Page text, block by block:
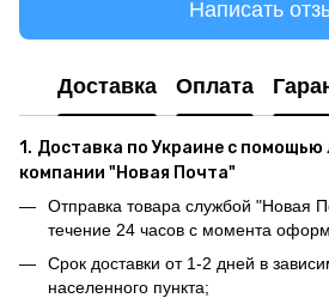
Написать
Доставка Оплата
1. Доставка по Украине с помощью
компании "Новая Почта"
Отправка товара службой "Новая
течение 24 часов с момента
Срок доставки от 1-2 дней в
населенного пункта;